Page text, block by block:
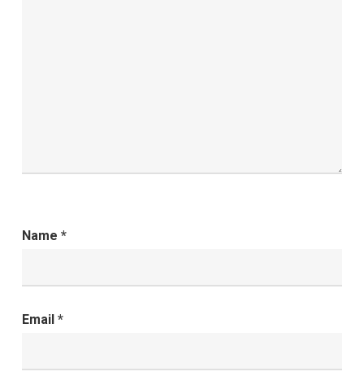
Name *
Email *